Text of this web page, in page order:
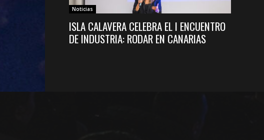
Noticias
ISLA CALAVERA CELEBRA EL I ENCUENTRO
DE INDUSTRIA: RODAR EN CANARIAS